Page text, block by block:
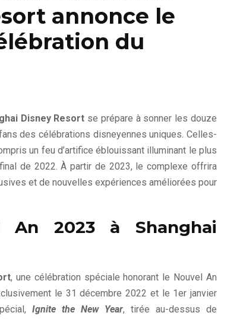
annonce le
du
Disney Resort se prépare à sonner les douze
des célébrations disneyennes uniques. Celles-
un feu d’artifice éblouissant illuminant le plus
de 2022. À partir de 2023, le complexe offrira
et de nouvelles expériences améliorées pour
An 2023 à Shanghai
, une célébration spéciale honorant le Nouvel An
le 31 décembre 2022 et le 1er janvier
Ignite the New Year, tirée au-dessus de